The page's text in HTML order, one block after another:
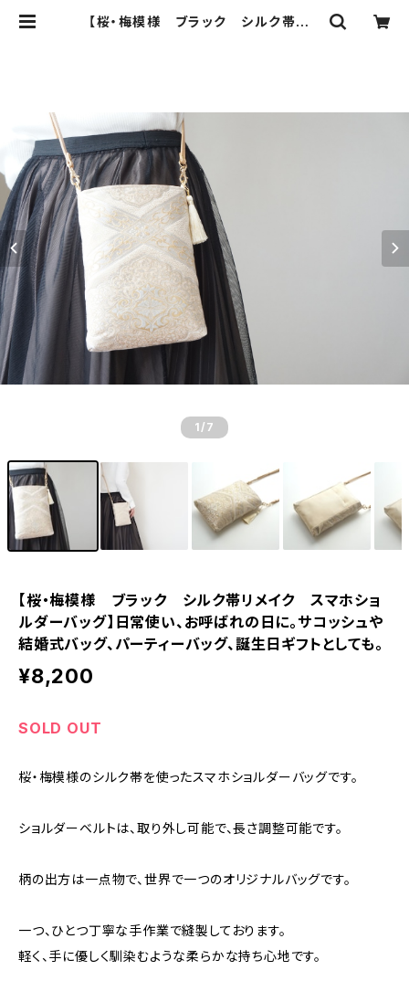
【桜・梅模様 ブラック シルク帯リメ
のためのシルク帯のクラッチバック、
ハンドバック
1 /7
【桜・梅模様 ブラック シルク帯リメイク スマホショ
ルダーバッグ】日常使い、お呼ばれの日に。サコッシュや
結婚式バッグ、パーティーバッグ、誕生日ギフトとしても。
¥8,200
SOLD OUT
桜・梅模様のシルク帯を使ったスマホショルダーバッグです。
ショルダーベルトは、取り外し可能で、長さ調整可能です。
柄の出方は一点物で、世界で一つのオリジナルバッグです。
一つ、ひとつ丁寧な手作業で縫製しております。
軽く、手に優しく馴染むような柔らかな持ち心地です。